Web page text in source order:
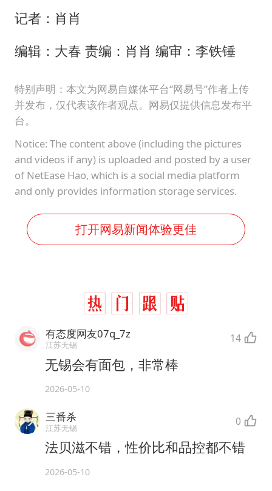
记者：肖肖
编辑：大春 责编：肖肖 编审：李铁锤
特别声明：本文为网易自媒体平台“网易号”作者上传
并发布，仅代表该作者观点。网易仅提供信息发布平
台。
Notice: The content above (including the pictures
and videos if any) is uploaded and posted by a user
of NetEase Hao, which is a social media platform
and only provides information storage services.
打开网易新闻体验更佳
有态度网友07q_7z
江苏无锡 14
无锡会有面包，非常棒
2026-05-10
三番杀
江苏无锡 0
法贝滋不错，性价比和品控都不错
2026-05-10